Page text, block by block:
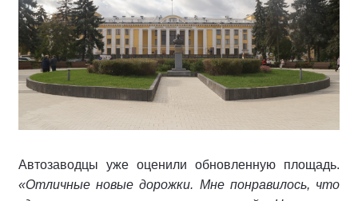
Автозаводцы уже оценили обновленную площадь.
«Отличные новые дорожки. Мне понравилось, что